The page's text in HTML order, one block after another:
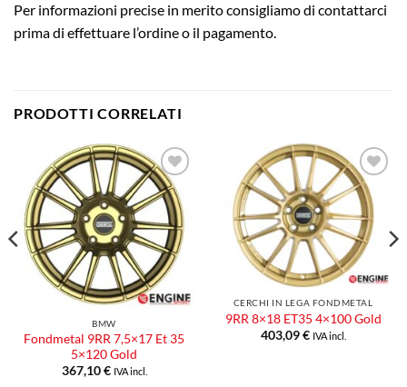
Per informazioni precise in merito consigliamo di contattarci
prima di effettuare l’ordine o il pagamento.
PRODOTTI CORRELATI
Aggiungi
alla lista
dei
desideri
BMW
Fondmetal 9RR 7,5×17 Et 35
5×120 Gold
367,10€ IVA incl.
Aggiungi
alla lista
dei
desideri
CERCHI IN LEGA FONDMETAL
9RR 8×18 ET35 4×100 Gold
403,09€ IVA incl.